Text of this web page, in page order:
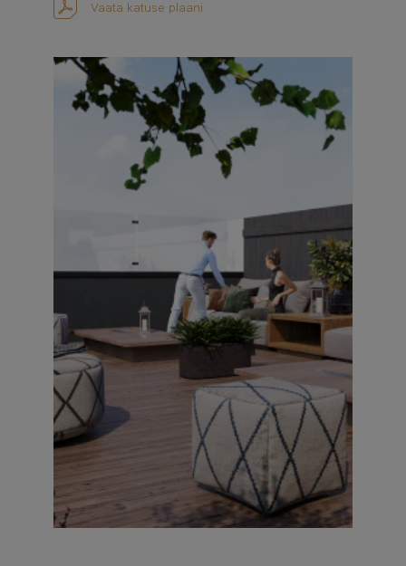
Vaata katuse plaani